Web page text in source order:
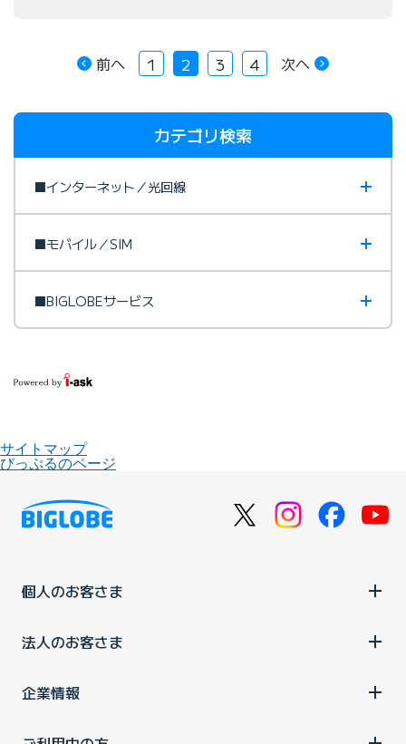
前へ 1 2 3 4 次へ
カテゴリ検索
■インターネット／光回線
■モバイル／SIM
■BIGLOBEサービス
サイトマップ
びっぷるのページ
個人のお客さま
法人のお客さま
企業情報